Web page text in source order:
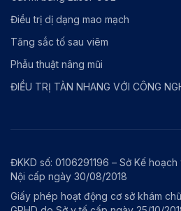
Điều trị dị dạng mao mạch
Tăng sắc tố sau viêm
Phẫu thuật nâng mũi
ĐIỀU TRỊ TÀN NHANG VỚI CÔNG
ĐKKD số: 0106291196 – Sở Kế
Nội cấp ngày 30/08/2018
Giấy phép hoạt động cơ sở khám